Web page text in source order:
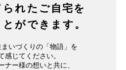
れたご自宅を
ができます。
いづくりの「物語」を
感じてください。
ナー様の想いと共に、